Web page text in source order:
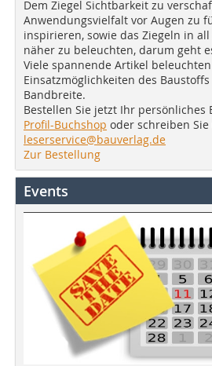
Dem Ziegel Sichtbarkeit zu
Anwendungsvielfalt vor Augen zu
inspirieren, sowie das Ziegeln in
näher zu beleuchten, darum geht
Viele spannende Artikel
Einsatzmöglichkeiten des
Bandbreite.
Bestellen Sie jetzt Ihr persönliches
Profil-Buchshop oder schreiben
leserservice@bauverlag.de
Zur Bestellung
Events